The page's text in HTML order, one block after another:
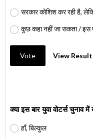
सरकार कोशिश कर रही है,
कुछ कहा नहीं जा सकता /
Vote View
क्या इस बार युवा वोटर्स चुनाव
हाँ, बिल्कुल